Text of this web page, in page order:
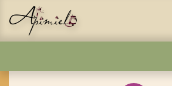
Panneau de gestion des cookies